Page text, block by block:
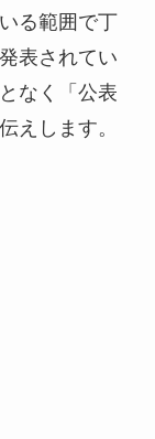
る範囲で丁
表されてい
なく「公表
えします。